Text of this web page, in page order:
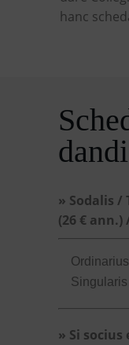
hanc
dandi
» Sodalis /
(26 € ann.)
Singularis
» Si